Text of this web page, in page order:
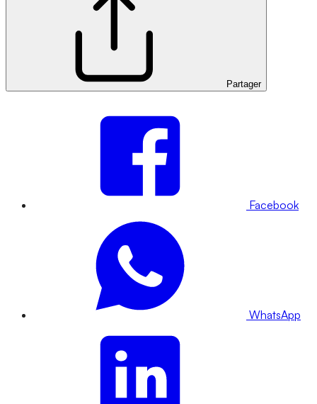
Partager
Facebook
WhatsApp